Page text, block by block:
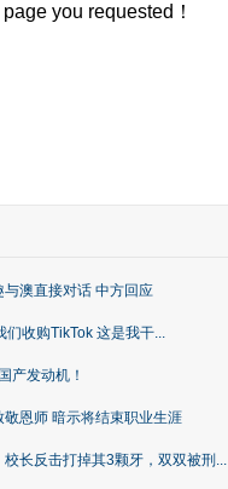
you requested！
澳直接对话 中方回应
收购TikTok 这是我干...
产发动机！
恩师 暗示将结束职业生涯
长反击打掉其3颗牙，双双被刑...